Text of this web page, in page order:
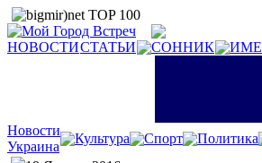
НОВОСТИСТАТЬИ СОННИК
Новости
Украина
Культура Спорт Политика